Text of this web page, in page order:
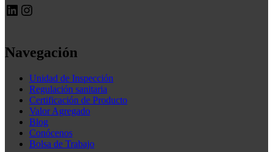
LinkedIn
Instagram
Navegación
Unidad de Inspección
Regulación sanitaria
Certificación de Producto
Valor Agregado
Blog
Conócenos
Bolsa de Trabajo